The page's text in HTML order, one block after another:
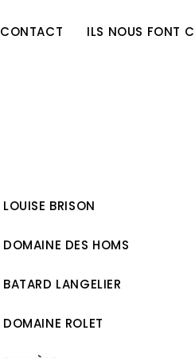
CONTACT ILS NOUS FONT
LOUISE BRISON
DOMAINE DES HOMS
BATARD LANGELIER
DOMAINE ROLET